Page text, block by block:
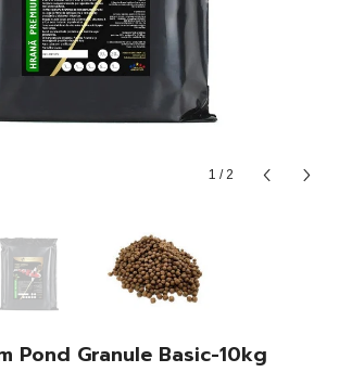
1 / 2
Pond Granule Basic-10kg